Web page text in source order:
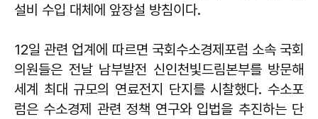
설비 수입 대체에 앞장설 방침이다.
12일 관련 업계에 따르면 국회수소경제포럼 소속 국회
의원들은 전날 남부발전 신인천빛드림본부를 방문해
세계 최대 규모의 연료전지 단지를 시찰했다. 수소포
럼은 수소경제 관련 정책 연구와 입법을 추진하는 단